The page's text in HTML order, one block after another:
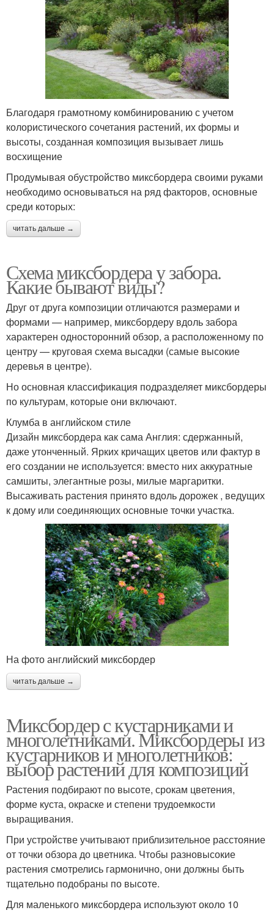
Благодаря грамотному комбинированию с учетом
колористического сочетания растений, их формы и
высоты, созданная композиция вызывает лишь
восхищение
Продумывая обустройство миксбордера своими руками
необходимо основываться на ряд факторов, основные
среди которых:
читать дальше →
Схема миксбордера у забора.
Какие бывают виды?
Друг от друга композиции отличаются размерами и
формами — например, миксбордеру вдоль забора
характерен односторонний обзор, а расположенному по
центру — круговая схема высадки (самые высокие
деревья в центре).
Но основная классификация подразделяет миксбордеры
по культурам, которые они включают.
Клумба в английском стиле
Дизайн миксбордера как сама Англия: сдержанный,
даже утонченный. Ярких кричащих цветов или фактур в
его создании не используется: вместо них аккуратные
самшиты, элегантные розы, милые маргаритки.
Высаживать растения принято вдоль дорожек , ведущих
к дому или соединяющих основные точки участка.
На фото английский миксбордер
читать дальше →
Миксбордер с кустарниками и
многолетниками. Миксбордеры из
кустарников и многолетников:
выбор растений для композиций
Растения подбирают по высоте, срокам цветения,
форме куста, окраске и степени трудоемкости
выращивания.
При устройстве учитывают приблизительное расстояние
от точки обзора до цветника. Чтобы разновысокие
растения смотрелись гармонично, они должны быть
тщательно подобраны по высоте.
Для маленького миксбордера используют около 10